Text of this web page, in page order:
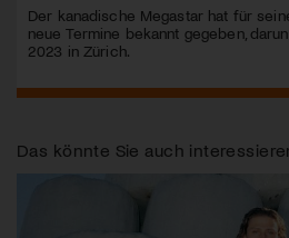
Der kanadische Megastar hat für
neue Termine bekannt gegeben,
2023 in Zürich.
Das könnte Sie auch